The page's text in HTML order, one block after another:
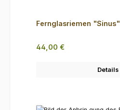
Fernglasriemen "Sinus"
Regulärer Preis:
44,00 €
Details